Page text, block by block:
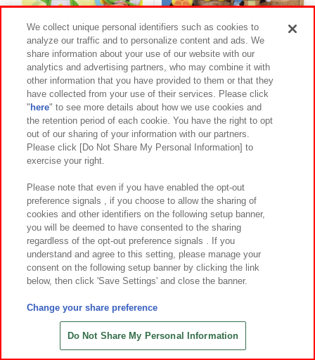
ケロロ軍曹 めちゃもふぐっとぬいぐ
るみ－ナムコキャンペーン－
2026年6月26日～登場
えいが『それいけ！アンパンマン
パンタンと約束の星』 ぬいぐるみ
2026年6月26日～登場
それいけ！アンパンマン ポシェッ
2026年6月 26日～登場
ハローキティ ナイトパープルドール
We collect unique personal identifiers such as cookies to
analyze our traffic and to personalize content and ads. We
share information about your use of our website with our
analytics and advertising partners, who may combine it with
other information that you have provided to them or that they
have collected from your use of their services. Please click
" here" to see more details about how we use cookies and
the retention period of each cookie. You have the right to opt
out of our sharing of your information with our partners.
Please click [Do Not Share My Personal Information] to
exercise your right.
Please note that even if you have enabled the opt-out
preference signals , if you choose to allow the sharing of
cookies and other identifiers on the following setup banner,
you will be deemed to have consented to the sharing
regardless of the opt-out preference signals . If you
understand and agree to this setting, please manage your
consent on the following setup banner by clicking the link
below, then click 'Save Settings' and close the banner.
Change your share preference
Do Not Share My Personal Information